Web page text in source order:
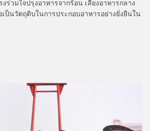
ร่วมใจปรุงอาหารจากร้อน เลี้ยงอาหารกลาง
เป็นวัตถุดิบในการประกอบอาหารอย่างยั่งยืนใน